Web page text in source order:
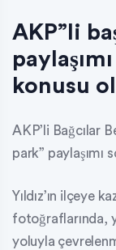
AKP”li
konusu
AKP’li Bağcılar
park”
Yıldız’ın ilçeye
fotoğraflarında,
yoluyla